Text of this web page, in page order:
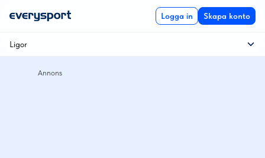
Logga in Skapa konto
Ligor
Allsvenskan